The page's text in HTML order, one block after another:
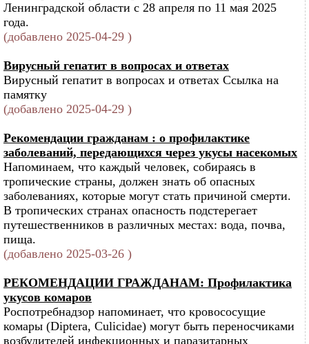
Ленинградской области с 28 апреля по 11 мая 2025
года.
(добавлено 2025-04-29 )
Вирусный гепатит в вопросах и ответах
Вирусный гепатит в вопросах и ответах Ссылка на
памятку
(добавлено 2025-04-29 )
Рекомендации гражданам : о профилактике
заболеваний, передающихся через укусы насекомых
Напоминаем, что каждый человек, собираясь в
тропические страны, должен знать об опасных
заболеваниях, которые могут стать причиной смерти.
В тропических странах опасность подстерегает
путешественников в различных местах: вода, почва,
пища.
(добавлено 2025-03-26 )
РЕКОМЕНДАЦИИ ГРАЖДАНАМ: Профилактика
укусов комаров
Роспотребнадзор напоминает, что кровососущие
комары (Diptera, Culicidae) могут быть переносчиками
возбудителей инфекционных и паразитарных